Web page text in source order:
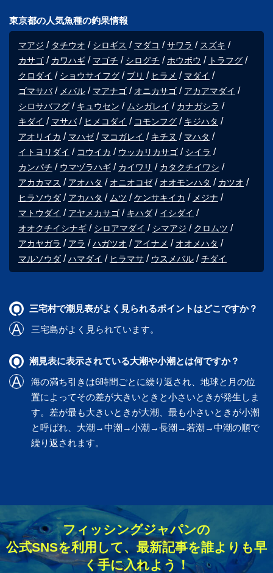
東京都の人気魚種の釣果情報
マアジ タチウオ シロギス マダコ サワラ
スズキ
カサゴ
カワハギ マゴチ シログチ ホウボウ
トラフグ
クロダイ
ショウサイフグ ブリ ヒラメ
マダイ
ゴマサバ
メバル マアナゴ オニカサゴ
アカアマダイ
シロサバフグ
キュウセン ムシガレイ
カナガシラ
キダイ
マサバ ヒメコダイ コモンフグ
キジハタ
アオリイカ
マハゼ マコガレイ キチヌ
マハタ
イトヨリダイ
コウイカ ウッカリカサゴ
シイラ
カンパチ
ウマヅラハギ カイワリ
カタクチイワシ
アカカマス
アオハタ オニオコゼ オオモンハタ
カツオ
ヒラソウダ
アカハタ ムツ ケンサキイカ
メジナ
マトウダイ
アヤメカサゴ キハダ
イシダイ
オオクチイシナギ
シロアマダイ シマアジ
クロムツ
アカヤガラ
アラ ハガツオ アイナメ
オオメハタ
マルソウダ
ハマダイ ヒラマサ ウスメバル チダイ
三宅村で潮見表がよく見られるポイントはどこですか？
三宅島がよく見られています。
潮見表に表示されている大潮や小潮とは何ですか？
海の満ち引きは6時間ごとに繰り返され、地球と月の位
置によってその差が大きいときと小さいときが発生しま
す。差が最も大きいときが大潮、最も小さいときが小潮
と呼ばれ、大潮→中潮→小潮→長潮→若潮→中潮の順で
繰り返されます。
フィッシングジャパンの
公式SNSを利用して、最新記事を誰よりも早
く手に入れよう！